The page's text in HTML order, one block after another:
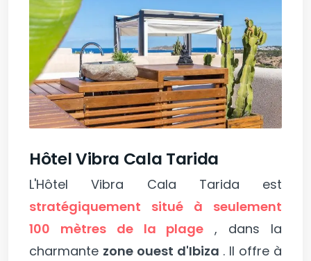
Hôtel Vibra Cala Tarida
L'Hôtel Vibra Cala Tarida est
stratégiquement situé à seulement
100 mètres de la plage , dans la
charmante zone ouest d'Ibiza . Il offre à